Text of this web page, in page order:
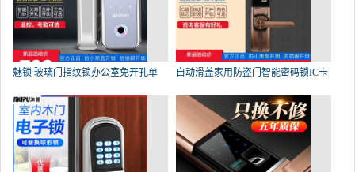
魅锁 玻璃门指纹锁办公室免开孔单 自动滑盖家用防盗门智能密码锁IC卡